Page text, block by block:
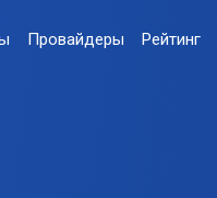
Провайдеры Рейтинг